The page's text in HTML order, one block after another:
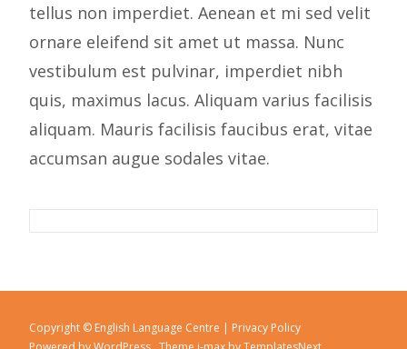
tellus non imperdiet. Aenean et mi sed velit
ornare eleifend sit amet ut massa. Nunc
vestibulum est pulvinar, imperdiet nibh
quis, maximus lacus. Aliquam varius facilisis
aliquam. Mauris facilisis faucibus erat, vitae
accumsan augue sodales vitae.
Copyright © English Language Centre | Privacy Policy